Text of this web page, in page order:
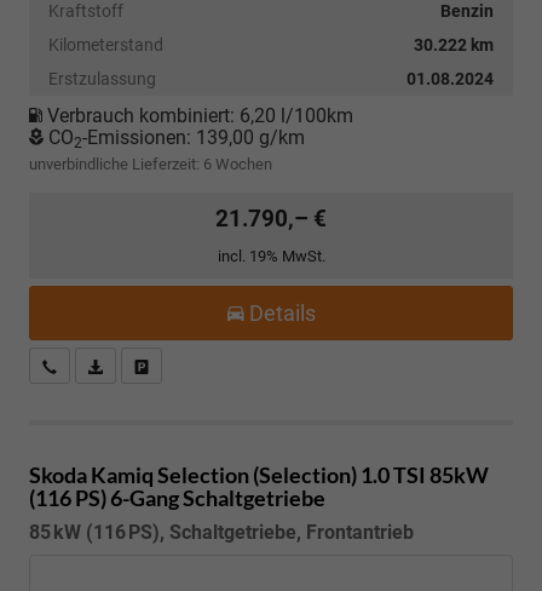
Kraftstoff
Benzin
Kilometerstand
30.222 km
Erstzulassung
01.08.2024
Verbrauch kombiniert: 6,20 l/100km
CO2-Emissionen: 139,00 g/km
unverbindliche Lieferzeit: 6 Wochen
21.790,– €
incl. 19% MwSt.
Details
Kostenloser Rückruf-Service
PDF-Datei, Fahrzeugexposé drucken
Skoda KamiqSelection (Selection) 1.0 TSI 85kW
(116 PS) 6-Gang Schaltgetriebe
85 kW (116 PS), Schaltgetriebe, Frontantrieb